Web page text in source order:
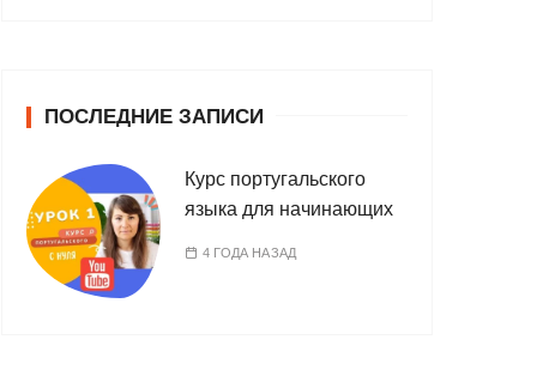
ПОСЛЕДНИЕ ЗАПИСИ
Курс португальского
языка для начинающих
4 ГОДА НАЗАД